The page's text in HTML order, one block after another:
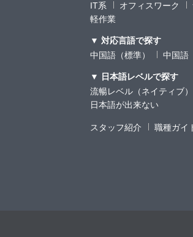
IT系
オフィスワーク
軽作業
▼ 対応言語で探す
中国語（標準）
中国語
▼ 日本語レベルで探す
流暢レベル（ネイティブ）
日本語が出来ない
スタッフ紹介 職種ガイ